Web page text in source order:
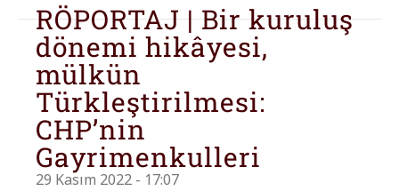
RÖPORTAJ | Bir kuruluş
dönemi hikâyesi,
mülkün
Türkleştirilmesi:
CHP’nin
Gayrimenkulleri
29 Kasım 2022 - 17:07